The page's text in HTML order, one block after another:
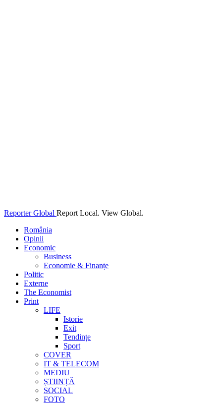
Reporter Global Report Local. View Global.
România
Opinii
Economic
Business
Economie & Finanțe
Politic
Externe
The Economist
Print
LIFE
Istorie
Exit
Tendințe
Sport
COVER
IT & TELECOM
MEDIU
ȘTIINȚĂ
SOCIAL
FOTO